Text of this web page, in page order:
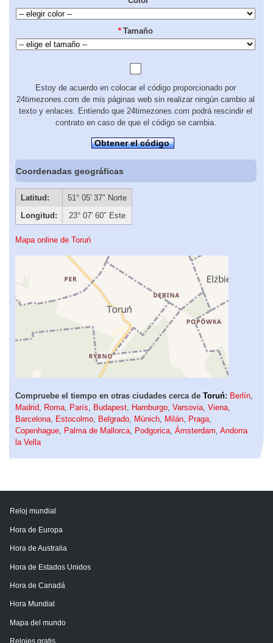
* Tamaño
Estoy de acuerdo en colocar el código proporcionado por
24timezones.com de mis páginas web sin realizar ningún cambio al
texto y enlaces. Entiendo que 24timezones.com podrá rescindir el
contrato en caso de que el código se cambia.
Obtener el código
Coordenadas geográficas
Latitud:
51° 05′ 37″ Norte
Longitud:
23° 07′ 60″ Este
Mapa online de Toruń
Compruebe el tiempo en otras ciudades cerca de Toruń: Berlín
Madrid
Roma París Budapest Hamburgo Varsovia Viena
Barcelona
Estocolmo Belgrado Múnich Milán Praga
Copenhague
Palma de Mallorca Podgorica Ámsterdam Andorra
la Vella
Reloj mundial
Hora de Europa
Hora de Australia
Hora de Estados Unidos
Hora de Canadá
Hora Mundial
Mapa del mundo
Relojes gratis